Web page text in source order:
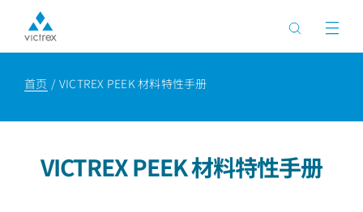
首页 VICTREX PEEK 材料特性手册
VICTREX PEEK 材料特性手册